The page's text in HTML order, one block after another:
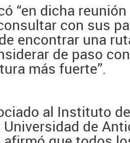
“en dicha
con sus
encontrar una
de paso
más fuerte”.
al Instituto
de